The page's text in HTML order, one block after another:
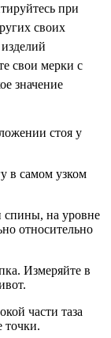
при
своих
свои мерки с
значение
стоя у
в самом узком
спины, на уровне
относительно
Измеряйте в
части таза
точки.